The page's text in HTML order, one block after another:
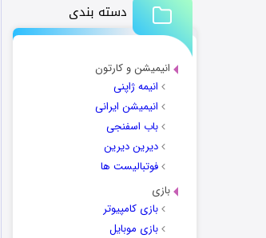
دسته بندی
انیمیشن و کارتون
انیمه ژاپنی
انیمیشن ایرانی
باب اسفنجی
دیرین دیرین
فوتبالیست ها
بازی
بازی کامپیوتر
بازی موبایل